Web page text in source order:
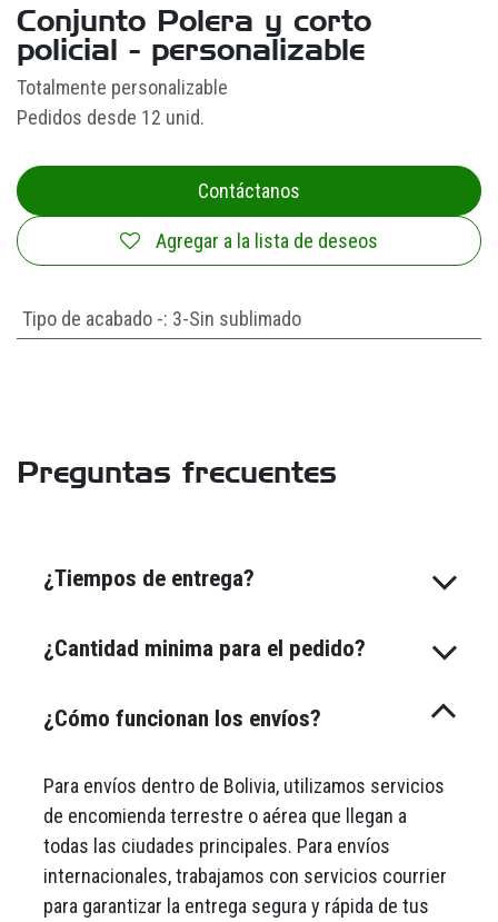
Conjunto Polera y corto
policial - personalizable
Totalmente personalizable
Pedidos desde 12 unid.
Contáctanos
Agregar a la lista de deseos
Tipo de acabado -: 3-Sin sublimado
Preguntas frecuentes
¿Tiempos de entrega?
¿Cantidad minima para el pedido?
¿Cómo funcionan los envíos?
Para envíos dentro de Bolivia, utilizamos servicios
de encomienda terrestre o aérea que llegan a
todas las ciudades principales. Para envíos
internacionales, trabajamos con servicios courrier
para garantizar la entrega segura y rápida de tus